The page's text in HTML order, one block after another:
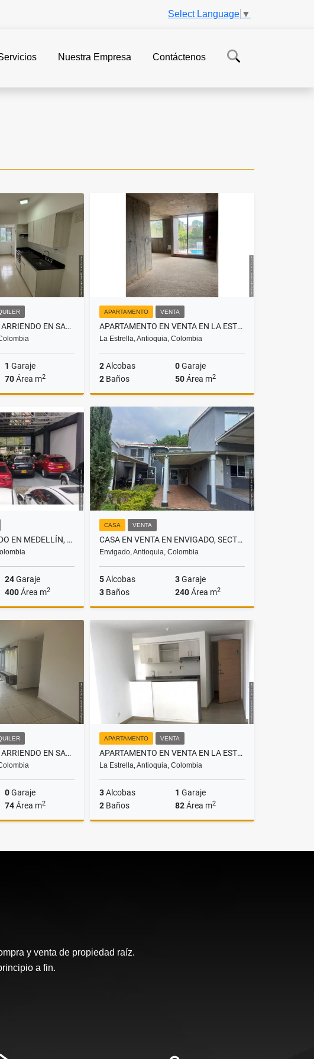
Select Language ▼
Nuestra Empresa Contáctenos
APARTAMENTO EN ARRIENDO EN SABANETA, SECTOR ASDESILLAS
1 Garaje
70Área m2
Alquiler
APARTAMENTO VENTA
APARTAMENTO EN VENTA EN LA ESTRELLA, SECTOR ANCÓN
La Estrella, Antioquia, Colombia
2Alcobas 0Garaje
2 Baños 50Área m2
Venta
$235.000.000
LOCAL EN ARRIENDO EN MEDELLÍN, SECTOR LAURELES
24Garaje
400Área m2
CASA VENTA
CASA EN VENTA EN ENVIGADO, SECTOR LAS ANTILLAS
Envigado, Antioquia, Colombia
5Alcobas 3Garaje
3 Baños 240Área m2
$1.000.000.000
APARTAMENTO EN ARRIENDO EN SABANETA, SECTOR LAS LOMITAS
0Garaje
74Área m2
APARTAMENTO VENTA
APARTAMENTO EN VENTA EN LA ESTRELLA, SECTOR LA ALDEA
La Estrella, Antioquia, Colombia
3Alcobas 1 Garaje
2 Baños 82Área m2
$520.000.000
y venta de propiedad raíz.
a fin.